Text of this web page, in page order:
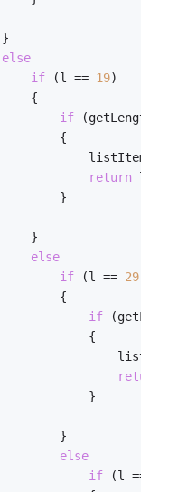
}
else
if (l == 19)
{
if
{
listItem =
return
}
}
else
if (l == 29
{
if
{
listItem
return
}
}
else
if (l ==